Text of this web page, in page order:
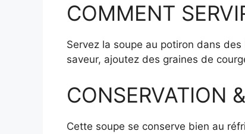
COMMENT
Servez la soupe au potiron dans
saveur, ajoutez des graines de
CONSERVATION
Cette soupe se conserve bien au